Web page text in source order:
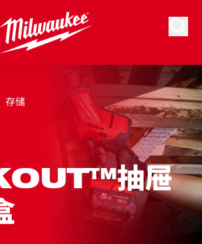
存储
抽屉